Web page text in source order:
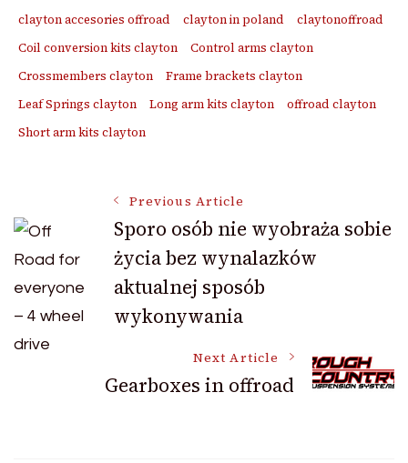
clayton accesories offroad
clayton in poland
claytonoffroad
Coil conversion kits clayton
Control arms clayton
Crossmembers clayton
Frame brackets clayton
Leaf Springs clayton
Long arm kits clayton
offroad clayton
Short arm kits clayton
Post
Navigation
Previous Article
Sporo osób nie wyobraża sobie
życia bez wynalazków
aktualnej sposób
wykonywania
Next Article
Gearboxes in offroad